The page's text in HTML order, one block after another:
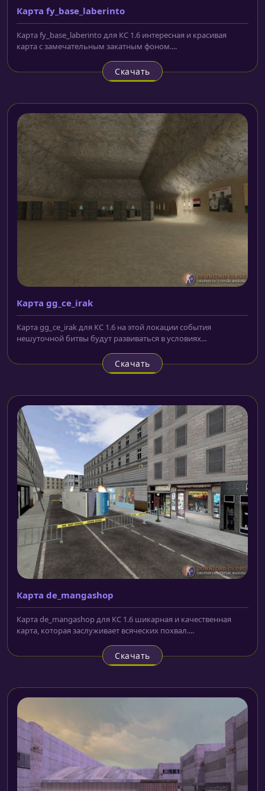
Карта fy_base_laberinto
Карта fy_base_laberinto для КС 1.6 интересная и красивая
карта с замечательным закатным фоном....
Скачать
Карта gg_ce_irak
Карта gg_ce_irak для КС 1.6 на этой локации события
нешуточной битвы будут развиваться в условиях...
Скачать
Карта de_mangashop
Карта de_mangashop для КС 1.6 шикарная и качественная
карта, которая заслуживает всяческих похвал....
Скачать